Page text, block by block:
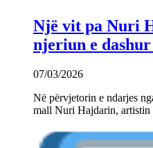
Një vit pa Nuri
njeriun e
07/03/2026
Në përvjetorin e ndarjes
mall Nuri Hajdarin,